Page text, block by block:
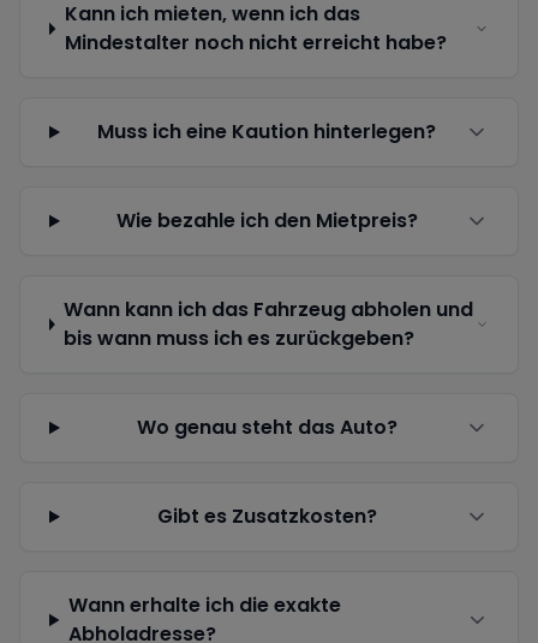
Kann ich mieten, wenn ich das
Mindestalter noch nicht erreicht habe?
Muss ich eine Kaution hinterlegen?
Wie bezahle ich den Mietpreis?
Wann kann ich das Fahrzeug abholen und
bis wann muss ich es zurückgeben?
Wo genau steht das Auto?
Gibt es Zusatzkosten?
Wann erhalte ich die exakte
Abholadresse?